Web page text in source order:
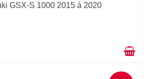
GSX-S 1000 2015 à 2020